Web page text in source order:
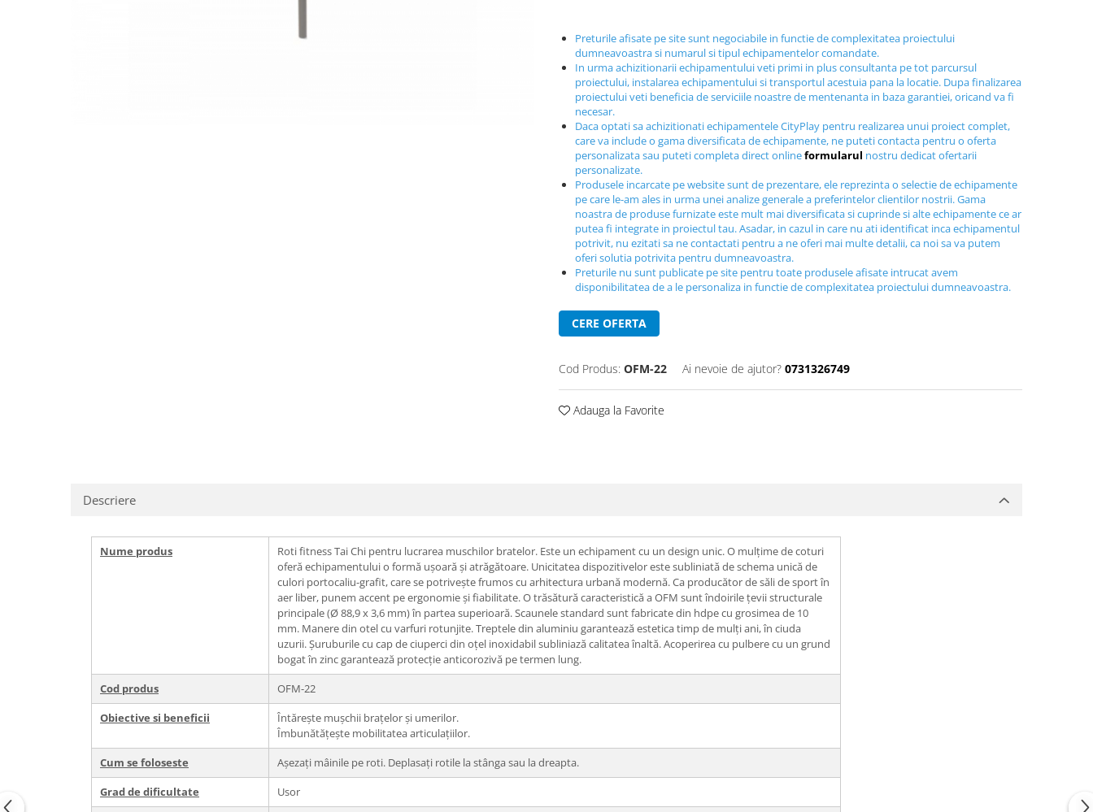
Foisoare si pergole
Preturile afisate pe site sunt negociabile in functie de complexitatea proiectului
dumneavoastra si numarul si tipul echipamentelor comandate.
In urma achizitionarii echipamentului veti primi in plus consultanta pe tot parcursul
proiectului, instalarea echipamentului si transportul acestuia pana la locatie. Dupa finalizarea
proiectului veti beneficia de serviciile noastre de mentenanta in baza garantiei, oricand va fi
necesar.
Daca optati sa achizitionati echipamentele CityPlay pentru realizarea unui proiect complet,
care va include o gama diversificata de echipamente, ne puteti contacta pentru o oferta
personalizata sau puteti completa direct onlineformularul nostru dedicat ofertarii
personalizate.
Produsele incarcate pe website sunt de prezentare, ele reprezinta o selectie de echipamente
pe care le-am ales in urma unei analize generale a preferintelor clientilor nostrii. Gama
noastra de produse furnizate este mult mai diversificata si cuprinde si alte echipamente ce ar
putea fi integrate in proiectul tau. Asadar, in cazul in care nu ati identificat inca echipamentul
potrivit, nu ezitati sa ne contactati pentru a ne oferi mai multe detalii, ca noi sa va putem
oferi solutia potrivita pentru dumneavoastra.
Preturile nu sunt publicate pe site pentru toate produsele afisate intrucat avem
disponibilitatea de a le personaliza in functie de complexitatea proiectului dumneavoastra.
CERE OFERTA
Cod Produs: OFM-22 Ai nevoie de ajutor? 0731326749
Adauga la Favorite
Descriere
Nume produs
Roti fitness Tai Chi pentru lucrarea muschilor bratelor. Este un echipament cu un design unic. O mulțime de coturi
oferă echipamentului o formă ușoară și atrăgătoare. Unicitatea dispozitivelor este subliniată de schema unică de
culori portocaliu-grafit, care se potrivește frumos cu arhitectura urbană modernă. Ca producător de săli de sport în
aer liber, punem accent pe ergonomie și fiabilitate. O trăsătură caracteristică a OFM sunt îndoirile țevii structurale
principale (Ø 88,9 x 3,6 mm) în partea superioară. Scaunele standard sunt fabricate din hdpe cu grosimea de 10
mm. Manere din otel cu varfuri rotunjite. Treptele din aluminiu garantează estetica timp de mulți ani, în ciuda
uzurii. Șuruburile cu cap de ciuperci din oțel inoxidabil subliniază calitatea înaltă. Acoperirea cu pulbere cu un grund
bogat în zinc garantează protecție anticorozivă pe termen lung.
Cod produs
OFM-22
Obiective si beneficii
Întărește mușchii brațelor și umerilor.
Îmbunătățește mobilitatea articulațiilor.
Cum se foloseste
Așezați mâinile pe roti. Deplasați rotile la stânga sau la dreapta.
Grad de dificultate
Usor